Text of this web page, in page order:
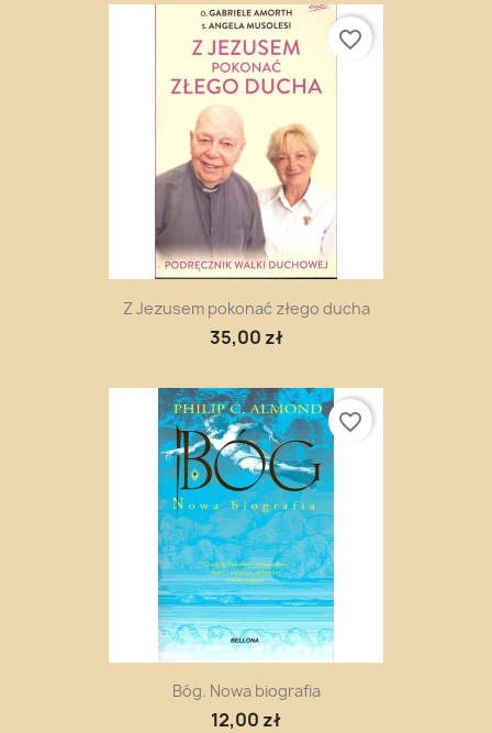
Z Jezusem pokonać złego ducha
35,00 zł
favorite_border
Bóg. Nowa biografia
12,00 zł
favorite_border